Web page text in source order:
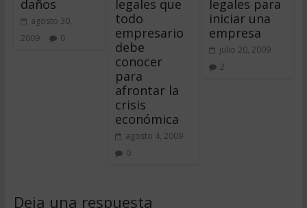
daños
agosto 30,
2009
0
legales que
todo
empresario
debe
conocer
para
afrontar la
crisis
económica
agosto 4, 2009
0
legales para
iniciar una
empresa
julio 20, 2009
2
Deja una respuesta